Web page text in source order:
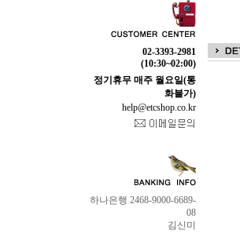
02-3393-2981
(10:30~02:00)
정기휴무 매주 월요일(통
화불가)
help@etcshop.co.kr
하나은행 2468-9000-6689-
08
김신미